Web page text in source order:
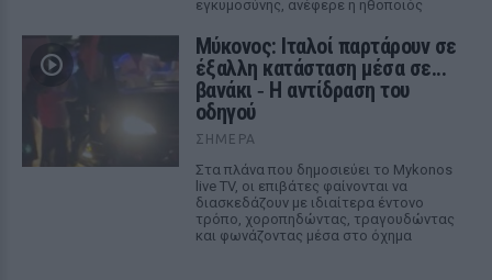
εγκυμοσύνης, ανέφερε η ηθοποιός
Μύκονος: Ιταλοί παρτάρουν σε
έξαλλη κατάσταση μέσα σε...
βανάκι ‑ Η αντίδραση του
οδηγού
ΣΉΜΕΡΑ
Στα πλάνα που δημοσιεύει το Mykonos
live TV, οι επιβάτες φαίνονται να
διασκεδάζουν με ιδιαίτερα έντονο
τρόπο, χοροπηδώντας, τραγουδώντας
και φωνάζοντας μέσα στο όχημα